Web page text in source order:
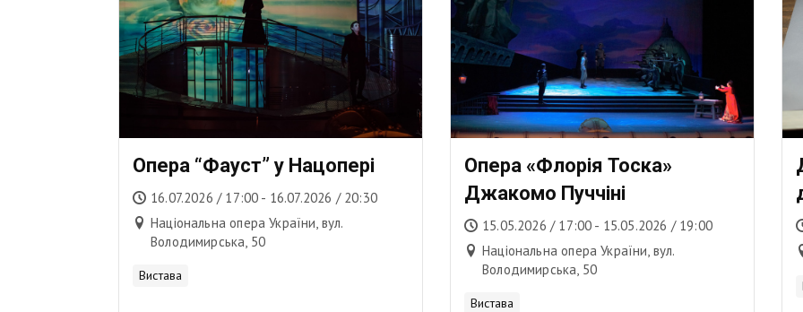
Опера “Фауст” у Нацопері
16.07.2026 / 17:00 - 16.07.2026 / 20:30
Національна опера України, вул.
Володимирська, 50
Вистава
Опера «Флорія Тоска»
Джакомо Пуччіні
15.05.2026 / 17:00 - 15.05.2026 / 19:00
Національна опера України, вул.
Володимирська, 50
Вистава